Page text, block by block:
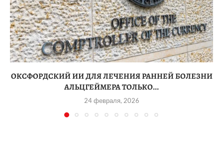
ОКСФОРДСКИЙ ИИ ДЛЯ ЛЕЧЕНИЯ РАННЕЙ БОЛЕЗНИ
АЛЬЦГЕЙМЕРА ТОЛЬКО...
24 февраля, 2026